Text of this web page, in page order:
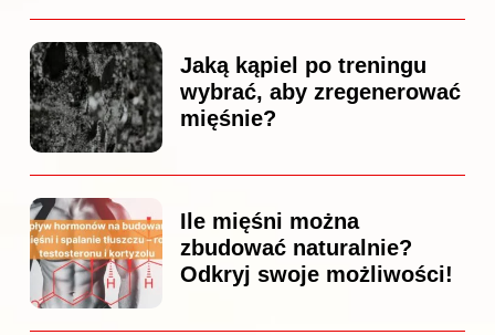
Jaką kąpiel po treningu
wybrać, aby zregenerować
mięśnie?
Ile mięśni można
zbudować naturalnie?
Odkryj swoje możliwości!